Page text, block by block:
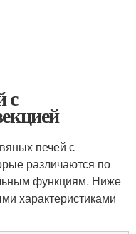
с
печей с
различаются по
функциям. Ниже
характеристиками